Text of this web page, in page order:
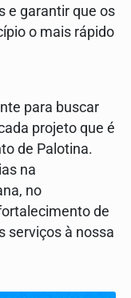
e garantir que os
o mais rápido
para buscar
projeto que é
de Palotina.
na
no
de
serviços à nossa